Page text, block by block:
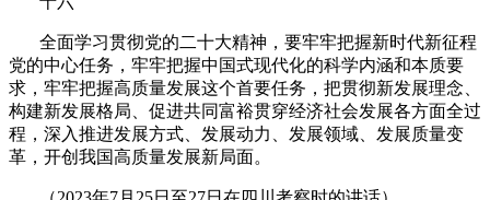
全面学习贯彻党的二十大精神，要牢牢把握新时代新征程
党的中心任务，牢牢把握中国式现代化的科学内涵和本质要
求，牢牢把握高质量发展这个首要任务，把贯彻新发展理念、
构建新发展格局、促进共同富裕贯穿经济社会发展各方面全过
程，深入推进发展方式、发展动力、发展领域、发展质量变
革，开创我国高质量发展新局面。